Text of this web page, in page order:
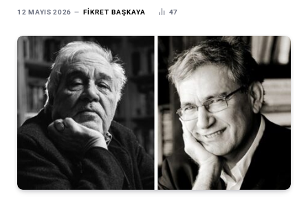
12 MAYIS 2026 FIKRET BAŞKAYA 47